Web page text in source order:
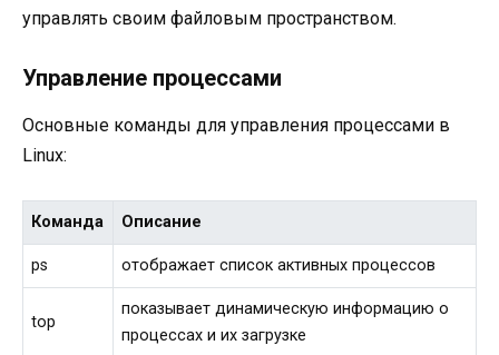
управлять своим файловым пространством.
Управление процессами
Основные команды для управления процессами в
Linux:
Команда Описание
ps отображает список активных процессов
top
показывает динамическую информацию о
процессах и их загрузке